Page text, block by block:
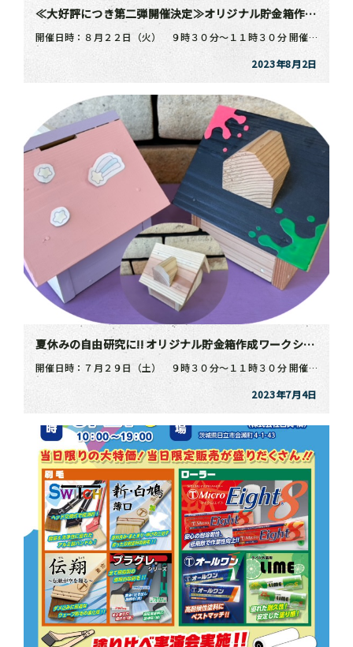
≪大好評につき第二弾開催決定≫オリジナル貯金箱作成ワークショップ
開催日時：８月２２日（火） ９時３０分～１１時３０分 開催場所：サテライト日興 日立市会瀬町４－１－ […]
2023年8月2日
夏休みの自由研究に!! オリジナル貯金箱作成ワークショップ
開催日時：７月２９日（土） ９時３０分～１１時３０分 開催場所：サテライト日興 日立市会瀬町４－１－ […]
2023年7月4日